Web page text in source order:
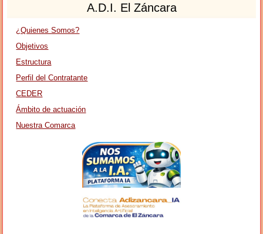
A.D.I. El Záncara
¿Quienes Somos?
Objetivos
Estructura
Perfil del Contratante
CEDER
Ámbito de actuación
Nuestra Comarca